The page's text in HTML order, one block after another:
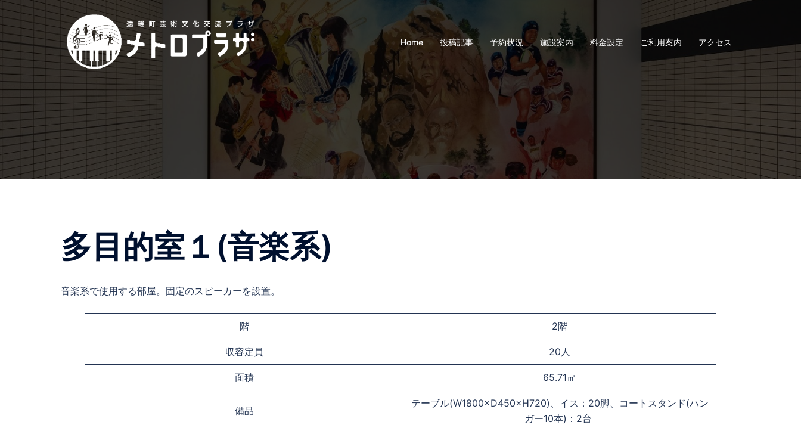
コ
ン
テ
ン
ツ
へ
キ
ッ
プ
Home 投稿記事 予約状況 施設案内 料金設定 ご利用案内 アクセス
多目的室１(音楽系)
音楽系で使用する部屋。固定のスピーカーを設置。
階 2階
収容定員 20人
面積 65.71㎡
備品
テーブル(W1800×D450×H720)、イス：20脚、コートスタンド(ハン
ガー10本)：2台